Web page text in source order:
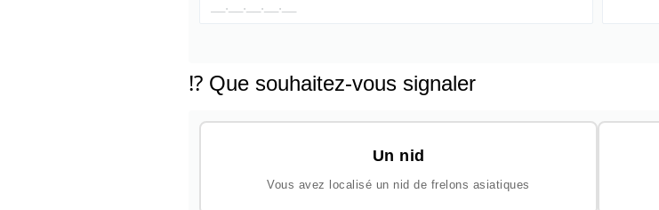
⁉️ Que souhaitez-vous signaler
Un nid
Vous avez localisé un nid de frelons asiatiques